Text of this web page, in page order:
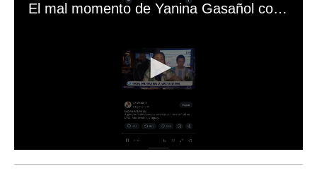
El mal momento de Yanina Gasañol con un hincha argentino en "Subrayado"
s